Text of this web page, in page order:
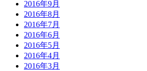
2016年9月
2016年8月
2016年7月
2016年6月
2016年5月
2016年4月
2016年3月